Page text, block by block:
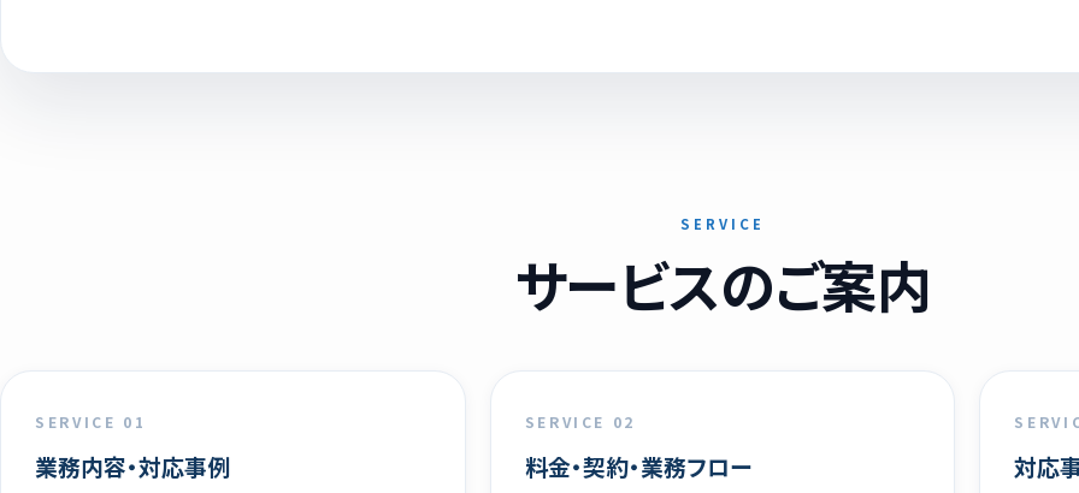
SERVICE
サービスのご案内
SERVICE 01
業務内容・対応事例
SERVICE 02
料金・契約・業務フロー 対応